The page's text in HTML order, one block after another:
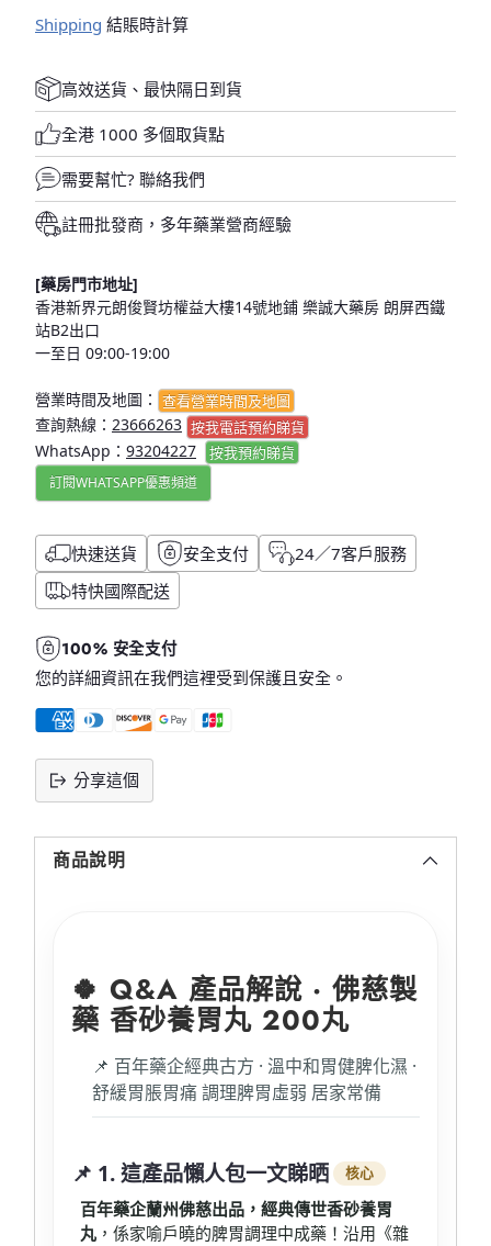
Shipping 結賬時計算
高效送貨、最快隔日到貨
全港 1000 多個取貨點
需要幫忙? 聯絡我們
註冊批發商，多年藥業營商經驗
[藥房門市地址]
香港新界元朗俊賢坊權益大樓14號地鋪 樂誠大藥房 朗屏西鐵
站B2出口
一至日 09:00-19:00
營業時間及地圖： 查看營業時間及地圖
查詢熱線： 23666263 按我電話預約睇貨
WhatsApp： 93204227 按我預約睇貨
訂閱WHATSAPP優惠頻道
快速送貨 安全支付
24／7客戶服務
特快國際配送
100% 安全支付
您的詳細資訊在我們這裡受到保護且安全。
分享這個
產
商品說明
🍀 Q&A 產品解說 · 佛慈製
藥 香砂養胃丸 200丸
📌 百年藥企經典古方 · 溫中和胃健脾化濕 ·
舒緩胃脹胃痛 調理脾胃虛弱 居家常備
📌 1. 這產品懶人包一文睇晒 核心
百年藥企蘭州佛慈出品，經典傳世香砂養胃
丸 ，係家喻戶曉的脾胃調理中成藥！沿用《雜